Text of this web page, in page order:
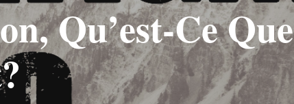
Qu’est-Ce Que